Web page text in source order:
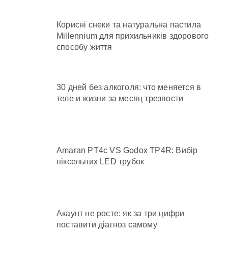
Корисні снеки та натуральна пастила
Millennium для прихильників здорового
способу життя
30 дней без алкоголя: что меняется в
теле и жизни за месяц трезвости
Amaran PT4c VS Godox TP4R: Вибір
піксельних LED трубок
Акаунт не росте: як за три цифри
поставити діагноз самому